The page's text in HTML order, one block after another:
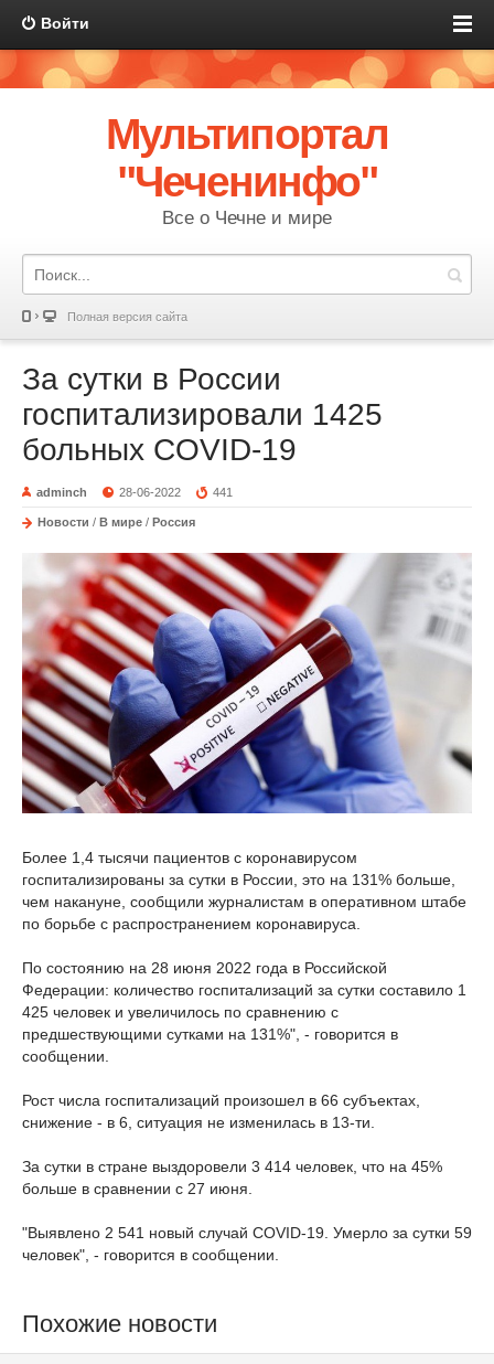
Войти
Мультипортал
"Чеченинфо"
Все о Чечне и мире
Полная версия сайта
За сутки в России
госпитализировали 1425
больных COVID-19
adminch 28-06-2022 441
Новости / В мире / Россия
Более 1,4 тысячи пациентов с коронавирусом
госпитализированы за сутки в России, это на 131% больше,
чем накануне, сообщили журналистам в оперативном штабе
по борьбе с распространением коронавируса.
По состоянию на 28 июня 2022 года в Российской
Федерации: количество госпитализаций за сутки составило 1
425 человек и увеличилось по сравнению с
предшествующими сутками на 131%", - говорится в
сообщении.
Рост числа госпитализаций произошел в 66 субъектах,
снижение - в 6, ситуация не изменилась в 13-ти.
За сутки в стране выздоровели 3 414 человек, что на 45%
больше в сравнении с 27 июня.
"Выявлено 2 541 новый случай COVID-19. Умерло за сутки 59
человек", - говорится в сообщении.
Похожие новости